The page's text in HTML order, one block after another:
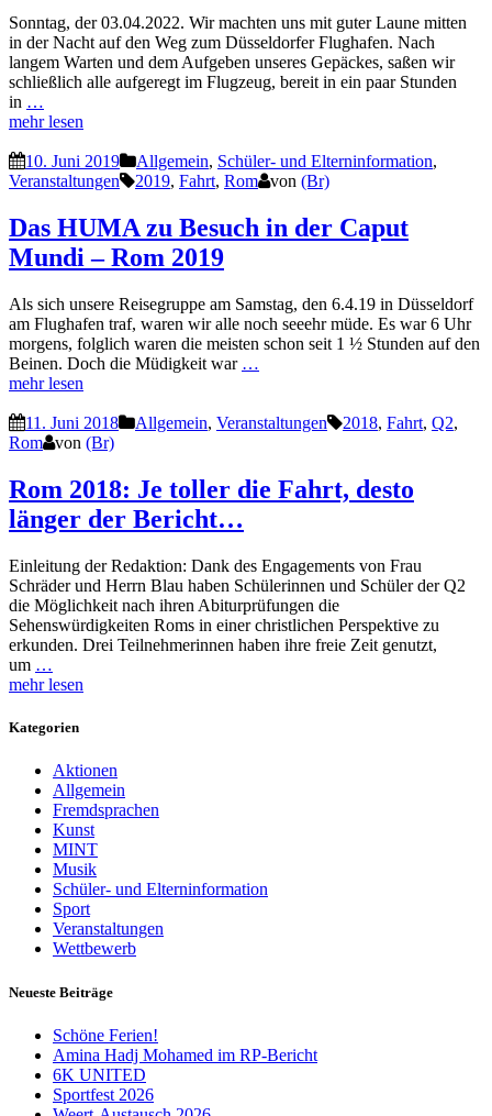
Sonntag, der 03.04.2022. Wir machten uns mit guter Laune mitten
in der Nacht auf den Weg zum Düsseldorfer Flughafen. Nach
langem Warten und dem Aufgeben unseres Gepäckes, saßen wir
schließlich alle aufgeregt im Flugzeug, bereit in ein paar Stunden
in …
mehr lesen
10. Juni 2019 Allgemein, Schüler- und Elterninformation,
Veranstaltungen
2019, Fahrt, Rom von (Br)
Das HUMA zu Besuch in der Caput
Mundi – Rom 2019
Als sich unsere Reisegruppe am Samstag, den 6.4.19 in Düsseldorf
am Flughafen traf, waren wir alle noch seeehr müde. Es war 6 Uhr
morgens, folglich waren die meisten schon seit 1 ½ Stunden auf den
Beinen. Doch die Müdigkeit war …
mehr lesen
11. Juni 2018 Allgemein, Veranstaltungen 2018, Fahrt, Q2,
Rom
von (Br)
Rom 2018: Je toller die Fahrt, desto
länger der Bericht…
Einleitung der Redaktion: Dank des Engagements von Frau
Schräder und Herrn Blau haben Schülerinnen und Schüler der Q2
die Möglichkeit nach ihren Abiturprüfungen die
Sehenswürdigkeiten Roms in einer christlichen Perspektive zu
erkunden. Drei Teilnehmerinnen haben ihre freie Zeit genutzt,
um …
mehr lesen
Kategorien
Aktionen
Allgemein
Fremdsprachen
Kunst
MINT
Musik
Schüler- und Elterninformation
Sport
Veranstaltungen
Wettbewerb
Neueste Beiträge
Schöne Ferien!
Amina Hadj Mohamed im RP-Bericht
6K UNITED
Sportfest 2026